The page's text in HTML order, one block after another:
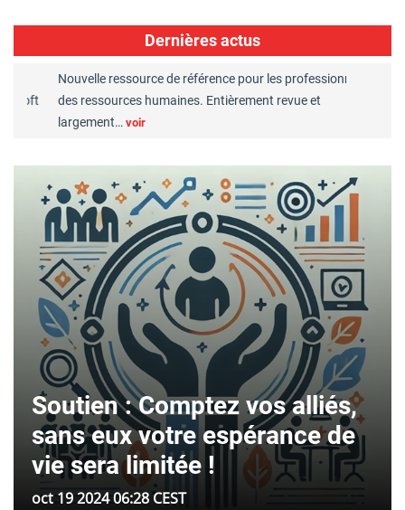
Dernières actus
Nouvelle ressource de référence pour les professionnels
des ressources humaines. Entièrement revue et
largement…voir
Soutien : Comptez vos alliés,
sans eux votre espérance de
vie sera limitée !
oct 19 2024 06:28 CEST